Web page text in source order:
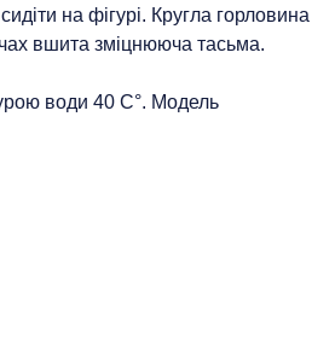
на фігурі. Кругла горловина
вшита зміцнююча тасьма.
води 40 С°. Модель